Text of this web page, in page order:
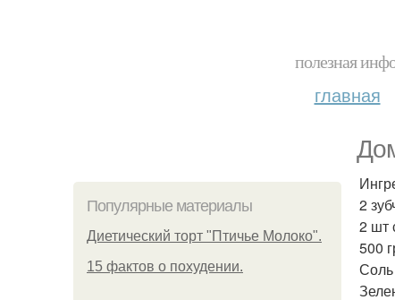
полезная
главная
Популярные материалы
Диетический торт "Птичье Молоко".
15 фактов о похудении.
2
2 шт
500
Соль